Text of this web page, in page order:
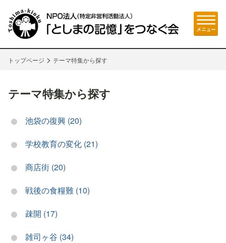
トップページ > テーマ特集から探す
テーマ特集から探す
池袋の復興 (20)
学校教育の変化 (21)
商店街 (20)
戦後の食糧難 (10)
疎開 (17)
雑司ヶ谷 (34)